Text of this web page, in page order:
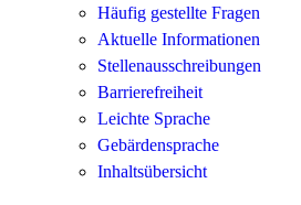
Häufig gestellte Fragen
Aktuelle Informationen
Stellenausschreibungen
Barrierefreiheit
Leichte Sprache
Gebärdensprache
Inhaltsübersicht